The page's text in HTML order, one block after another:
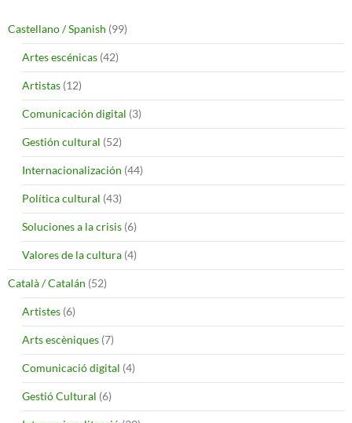
Castellano / Spanish (99)
Artes escénicas (42)
Artistas (12)
Comunicación digital (3)
Gestión cultural (52)
Internacionalización (44)
Política cultural (43)
Soluciones a la crisis (6)
Valores de la cultura (4)
Català / Catalán (52)
Artistes (6)
Arts escèniques (7)
Comunicació digital (4)
Gestió Cultural (6)